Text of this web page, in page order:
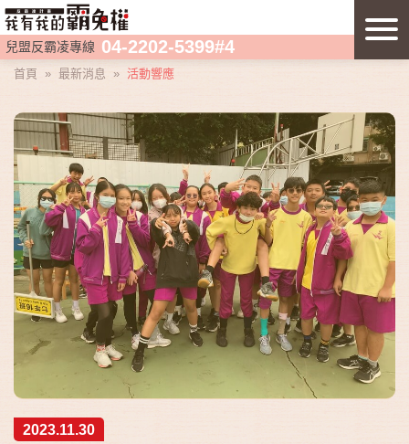
兒盟反霸凌專線 04-2202-5399#4
首頁 » 最新消息 » 活動響應
2023.11.30